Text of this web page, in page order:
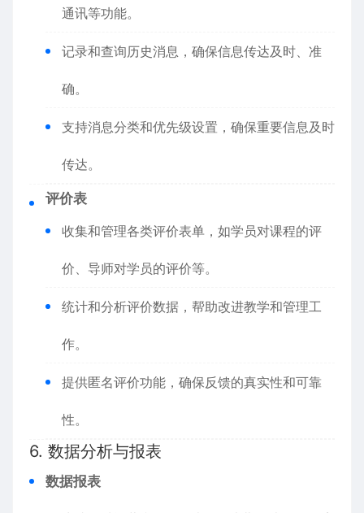
通讯等功能。
记录和查询历史消息，确保信息传达及时、准
确。
支持消息分类和优先级设置，确保重要信息及时
传达。
评价表
收集和管理各类评价表单，如学员对课程的评
价、导师对学员的评价等。
统计和分析评价数据，帮助改进教学和管理工
作。
提供匿名评价功能，确保反馈的真实性和可靠
性。
6. 数据分析与报表
数据报表